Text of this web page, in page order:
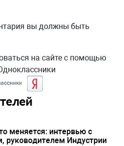
вы должны быть
на сайте с помощью
меняется: интервью с
руководителем Индустрии